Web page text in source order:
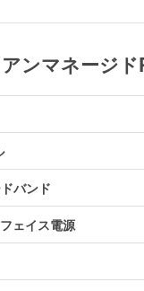
ンマネージ
バンド
ェイス電源